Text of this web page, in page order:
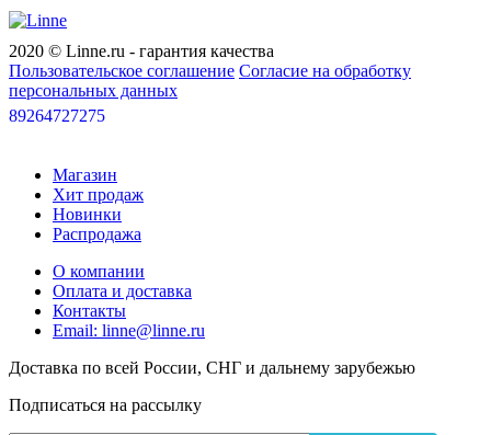
2020 © Linne.ru - гарантия качества
Пользовательское соглашение Согласие на обработку
персональных данных
89264727275
Магазин
Хит продаж
Новинки
Распродажа
О компании
Оплата и доставка
Контакты
Email: linne@linne.ru
Доставка по всей России, СНГ и дальнему зарубежью
Подписаться на рассылку